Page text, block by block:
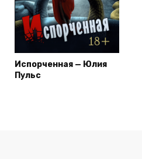
Испорченная — Юлия
Пульс